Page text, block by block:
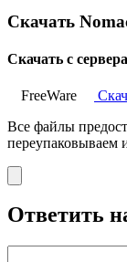
Скачать
Скачать с
FreeWare
Все файлы
переупаковываем
Ответить